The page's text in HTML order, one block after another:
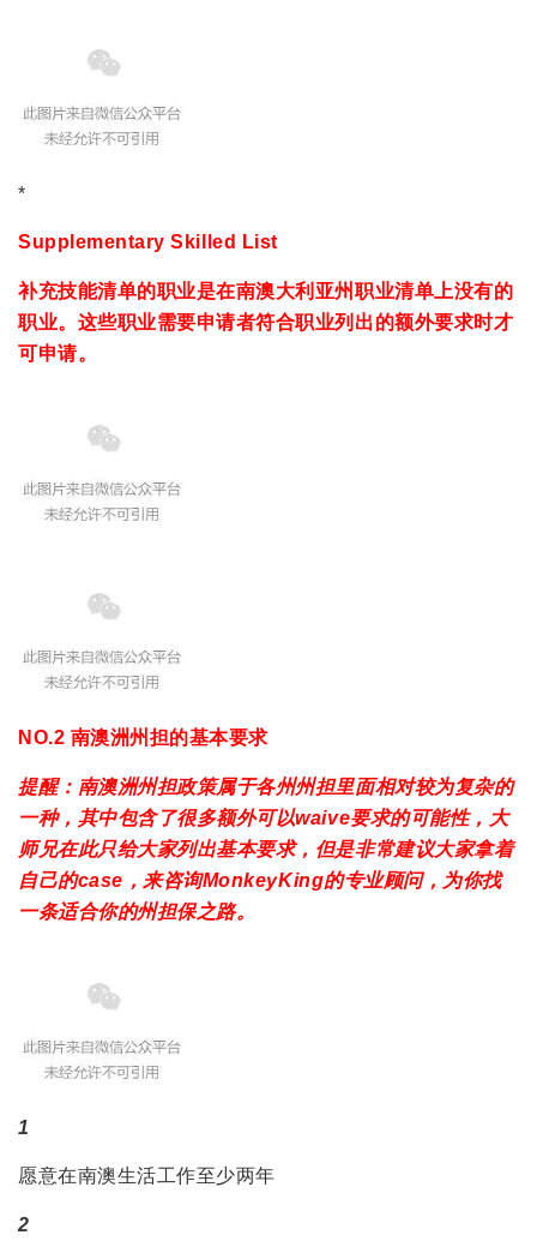
*
Supplementary Skilled List
补充技能清单的职业是在南澳大利亚州职业清单上没有的
职业。这些职业需要申请者符合职业列出的额外要求时才
可申请。
NO.2 南澳洲州担的基本要求
提醒： 南澳洲州担政策属于各州州担里面相对较为复杂的
一种，其中包含了很多额外可以waive要求的可能性，大
师兄在此只给大家列出基本要求，但是非常建议大家拿着
自己的case，来咨询MonkeyKing的专业顾问，为你找
一条适合你的州担保之路。
1
愿意在南澳生活工作至少两年
2